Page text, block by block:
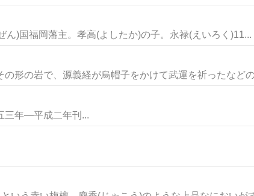
)国福岡藩主。孝高(よしたか)の子。永禄(えいろく)11...
形の岩で、源義経が烏帽子をかけて武運を祈ったなど
三年―平成二年刊...